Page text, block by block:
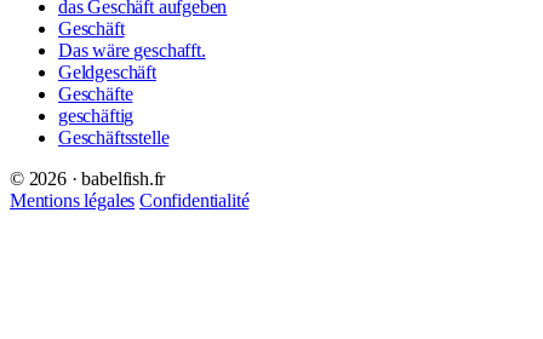
das Geschäft aufgeben
Geschäft
Das wäre geschafft.
Geldgeschäft
Geschäfte
geschäftig
Geschäftsstelle
© 2026 · babelfish.fr
Mentions légales Confidentialité